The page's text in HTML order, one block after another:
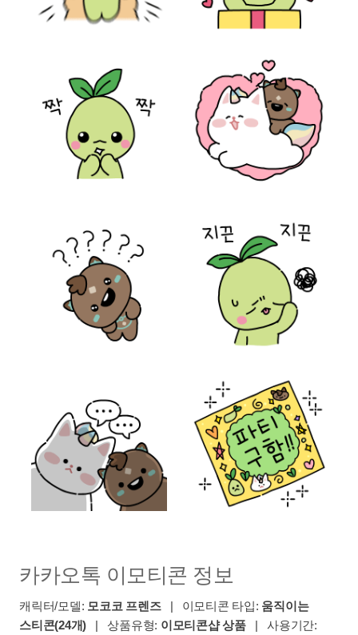
카카오톡 이모티콘 정보
캐릭터/모델: 모코코 프렌즈| 이모티콘 타입: 움직이는
스티콘(24개) | 상품유형: 이모티콘샵 상품| 사용기간: